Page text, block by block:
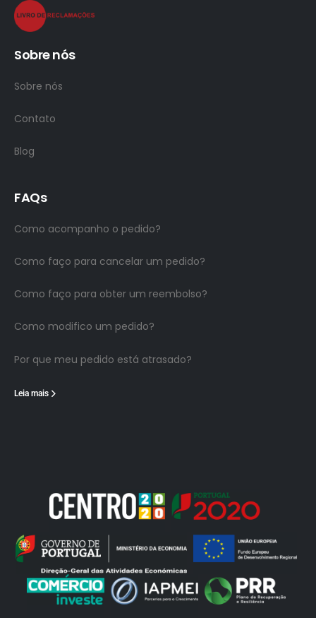
Sobre nós
Sobre nós
Contato
Blog
FAQs
Como acompanho o pedido?
Como faço para cancelar um pedido?
Como faço para obter um reembolso?
Como modifico um pedido?
Por que meu pedido está atrasado?
Leia mais